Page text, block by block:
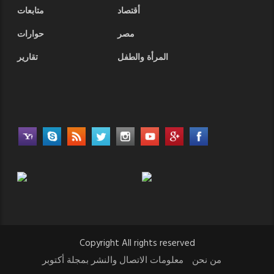
أقتصاد
متابعات
مصر
حوارات
المرأة والطفل
تقارير
Copyright All rights reserved
من نحن
معلومات الاتصال والنشر بمجلة أكتوبر